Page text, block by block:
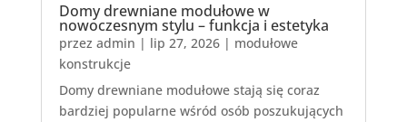
Domy drewniane modułowe w
nowoczesnym stylu – funkcja i estetyka
przez admin | lip 27, 2026| modułowe
konstrukcje
Domy drewniane modułowe stają się coraz
bardziej popularne wśród osób poszukujących